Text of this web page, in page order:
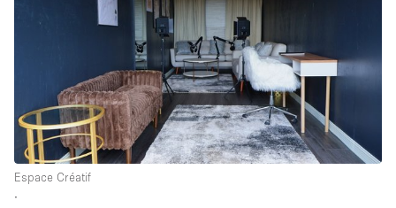
Espace Créatif
∙